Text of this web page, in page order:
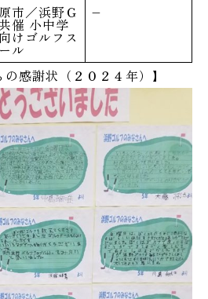
市／浜野Ｇ
催 小中学
けゴルフス
ル
–
感謝状（２０２４年）】